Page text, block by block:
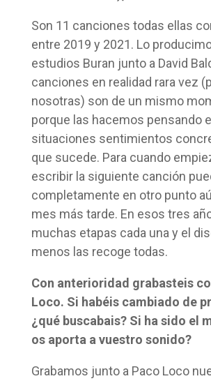
Son 11 canciones todas ellas
entre 2019 y 2021. Lo
estudios Buran junto a David
canciones en realidad rara vez
nosotras) son de un mismo
porque las hacemos pensando
situaciones sentimientos
que sucede. Para cuando
escribir la siguiente canción
completamente en otro punto
mes más tarde. En esos tres
muchas etapas cada una y el
menos las recoge todas.
Con anterioridad grabasteis
Loco. Si habéis cambiado de
¿qué buscabais? Si ha sido el
os aporta a vuestro sonido?
Grabamos junto a Paco Loco